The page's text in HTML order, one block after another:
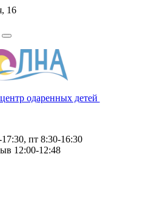
16
одаренных детей
пт 8:30-16:30
12:00-12:48